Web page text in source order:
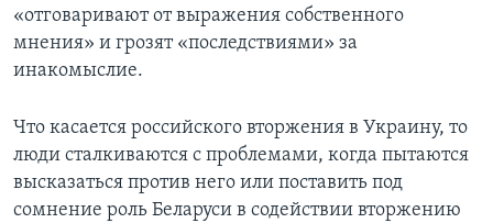
«отговаривают от выражения собственного
мнения» и грозят «последствиями» за
инакомыслие.
Что касается российского вторжения в Украину, то
люди сталкиваются с проблемами, когда пытаются
высказаться против него или поставить под
сомнение роль Беларуси в содействии вторжению